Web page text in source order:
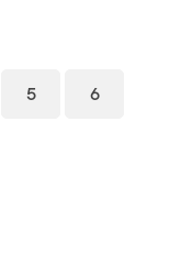
5 6